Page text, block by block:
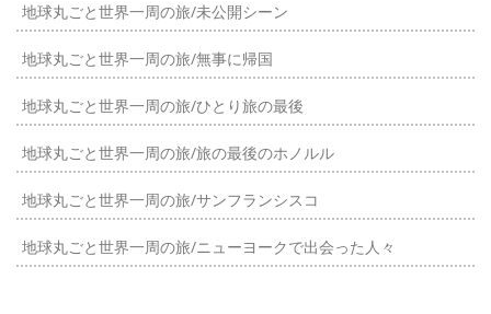
地球丸ごと世界一周の旅/未公開シーン
地球丸ごと世界一周の旅/無事に帰国
地球丸ごと世界一周の旅/ひとり旅の最後
地球丸ごと世界一周の旅/旅の最後のホノルル
地球丸ごと世界一周の旅/サンフランシスコ
地球丸ごと世界一周の旅/ニューヨークで出会った人々